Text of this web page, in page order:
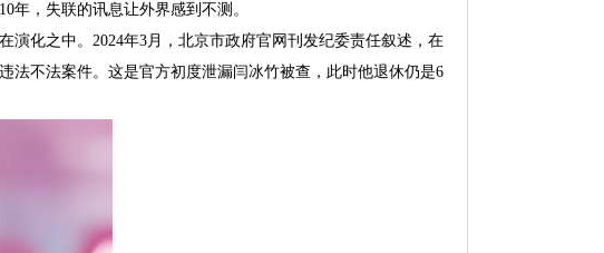
，失联的讯息让外界感到不测。
化之中。2024年3月，北京市政府官网刊发纪委责任叙述，在
法不法案件。这是官方初度泄漏闫冰竹被查，此时他退休仍是6